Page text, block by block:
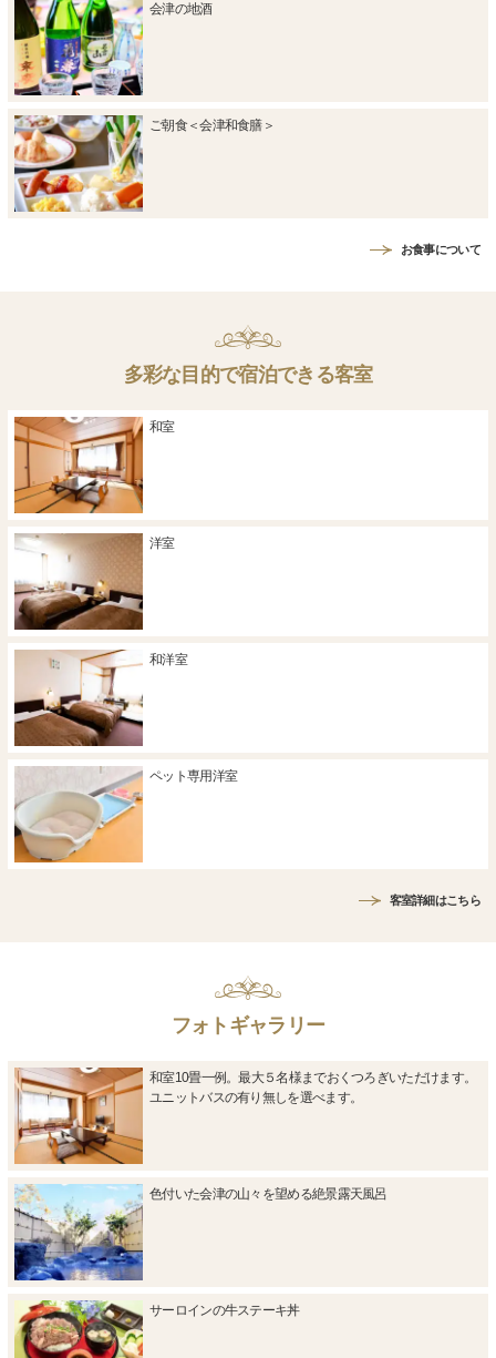
会津の地酒
ご朝食＜会津和食膳＞
お食事について
多彩な目的で宿泊できる客室
和室
洋室
和洋室
ペット専用洋室
客室詳細はこちら
フォトギャラリー
和室10畳一例。最大５名様までおくつろぎいただけます。
ユニットバスの有り無しを選べます。
色付いた会津の山々を望める絶景露天風呂
サーロインの牛ステーキ丼